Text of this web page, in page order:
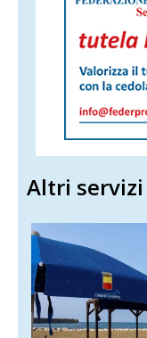
Altri servizi